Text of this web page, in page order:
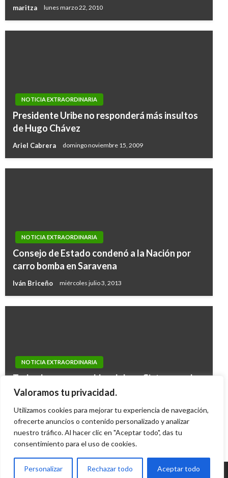
Valoramos tu privacidad.
Utilizamos cookies para mejorar tu experiencia de navegación,
ofrecerte anuncios o contenido personalizado y analizar
nuestro tráfico. Al hacer clic en "Aceptar todo", das tu
consentimiento para el uso de cookies.
Personalizar Rechazar todo Aceptar todo
maritza lunes marzo 22, 2010
NOTICIA EXTRAORDINARIA
Presidente Uribe no responderá más insultos
de Hugo Chávez
Ariel Cabrera domingo noviembre 15, 2009
NOTICIA EXTRAORDINARIA
Consejo de Estado condenó a la Nación por
carro bomba en Saravena
Iván Briceño miércoles julio 3, 2013
NOTICIA EXTRAORDINARIA
Todos los responsables del conflicto armado
deberán responder ante el Tribunal de Paz:
Andres Felipe Gama jueves septiembre 24, 2015